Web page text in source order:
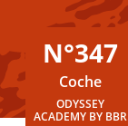
N°347
Coche
ODYSSEY
ACADEMY BY BBR